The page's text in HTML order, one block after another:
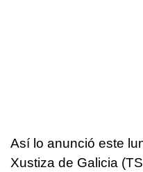
Así lo anunció este
Xustiza de Galicia